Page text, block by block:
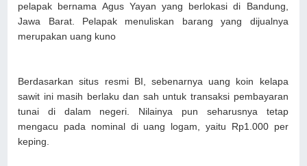
pelapak bernama Agus Yayan yang berlokasi di Bandung,
Jawa Barat. Pelapak menuliskan barang yang dijualnya
merupakan uang kuno
Berdasarkan situs resmi BI, sebenarnya uang koin kelapa
sawit ini masih berlaku dan sah untuk transaksi pembayaran
tunai di dalam negeri. Nilainya pun seharusnya tetap
mengacu pada nominal di uang logam, yaitu Rp1.000 per
keping.